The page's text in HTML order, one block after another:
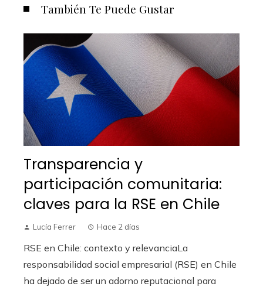
También Te Puede Gustar
Transparencia y
participación comunitaria:
claves para la RSE en Chile
Lucía Ferrer Hace 2 días
RSE en Chile: contexto y relevanciaLa
responsabilidad social empresarial (RSE) en Chile
ha dejado de ser un adorno reputacional para